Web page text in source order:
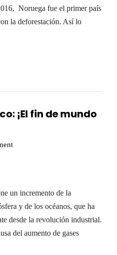
Noruega fue el primer país
la deforestación. Así lo
¡El fin de mundo
un incremento de la
y de los océanos, que ha
desde la revolución industrial.
del aumento de gases